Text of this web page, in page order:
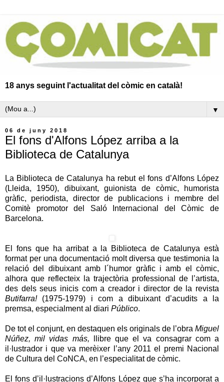
18 anys seguint l'actualitat del còmic en català!
▼
06 de juny 2018
El fons d'Alfons López arriba a la
Biblioteca de Catalunya
La Biblioteca de Catalunya ha rebut el fons d’Alfons López
(Lleida, 1950), dibuixant, guionista de còmic, humorista
gràfic, periodista, director de publicacions i membre del
Comitè promotor del Saló Internacional del Còmic de
Barcelona.
El fons que ha arribat a la Biblioteca de Catalunya està
format per una documentació molt diversa que testimonia la
relació del dibuixant amb l´humor gràfic i amb el còmic,
alhora que reflecteix la trajectòria professional de l’artista,
des dels seus inicis com a creador i director de la revista
Butifarra! (1975-1979) i com a dibuixant d’acudits a la
premsa, especialment al diari Público.
De tot el conjunt, en destaquen els originals de l’obra Miguel
Núñez, mil vidas más, llibre que el va consagrar com a
il·lustrador i que va merèixer l’any 2011 el premi Nacional
de Cultura del CoNCA, en l’especialitat de còmic.
El fons d’il·lustracions d’Alfons López que s’ha incorporat a